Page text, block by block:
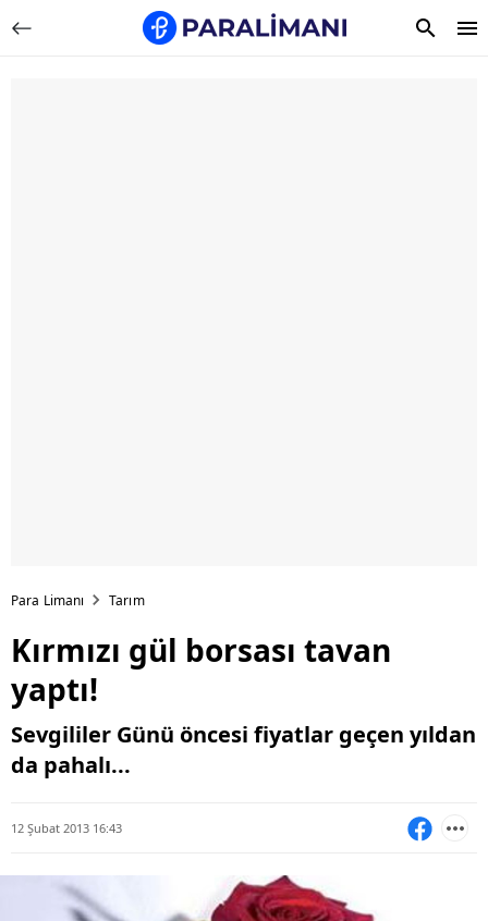
Para Limanı Tarım
Kırmızı gül borsası tavan
yaptı!
Sevgililer Günü öncesi fiyatlar geçen yıldan
da pahalı...
12 Şubat 2013 16:43